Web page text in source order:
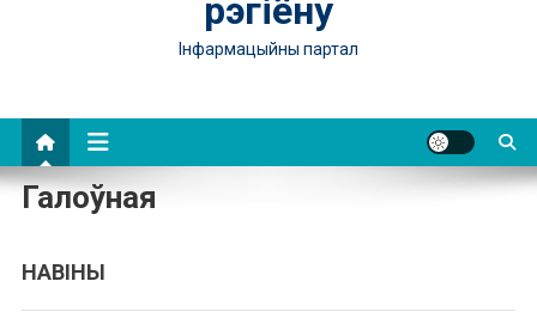
рэгіёну
Інфармацыйны партал
Галоўная
НАВІНЫ